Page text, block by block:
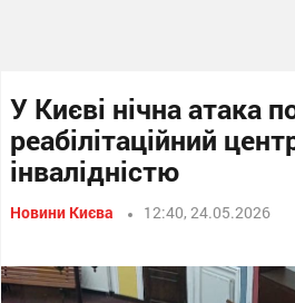
У Києві нічна атака
реабілітаційний
інвалідністю
Новини Києва 12:40, 24.05.2026